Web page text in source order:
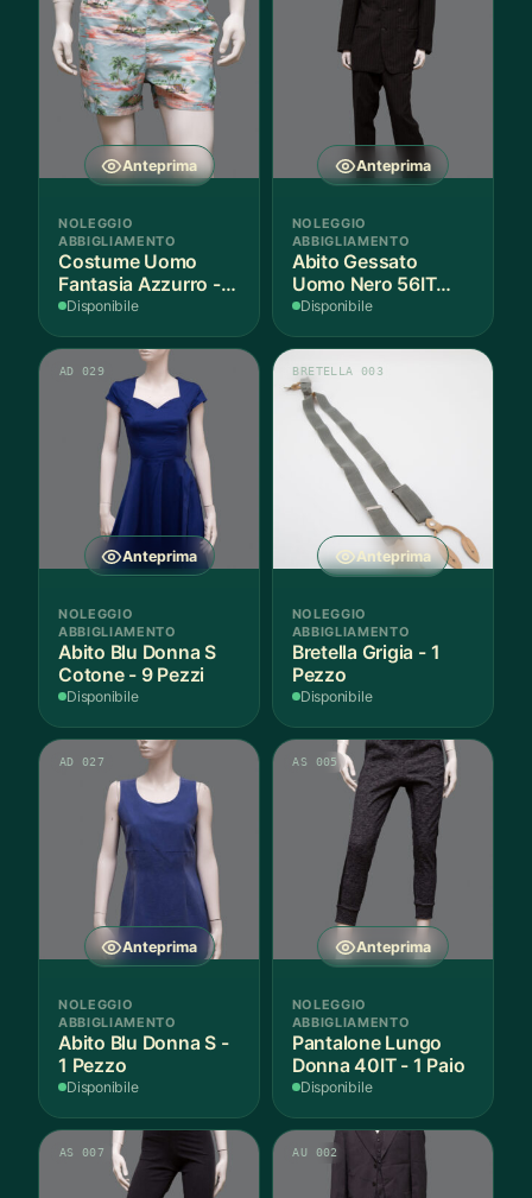
Anteprima
NOLEGGIO
ABBIGLIAMENTO
Costume Uomo
Fantasia Azzurro - 1
Pezzo
Disponibile
Anteprima
NOLEGGIO
ABBIGLIAMENTO
Abito Gessato
Uomo Nero 56IT
Lana - 1 Pezzo
Disponibile
Anteprima
AD 029
NOLEGGIO
ABBIGLIAMENTO
Abito Blu Donna S
Cotone - 9 Pezzi
Disponibile
Anteprima
BRETELLA 003
NOLEGGIO
ABBIGLIAMENTO
Bretella Grigia - 1
Pezzo
Disponibile
Anteprima
AD 027
NOLEGGIO
ABBIGLIAMENTO
Abito Blu Donna S -
1 Pezzo
Disponibile
Anteprima
AS 005
NOLEGGIO
ABBIGLIAMENTO
Pantalone Lungo
Donna 40IT - 1 Paio
Disponibile
AS 007 AU 002